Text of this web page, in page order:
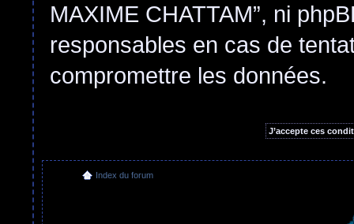
MAXIME CHATTAM”, ni
responsables en cas de
compromettre les données.
Index du forum